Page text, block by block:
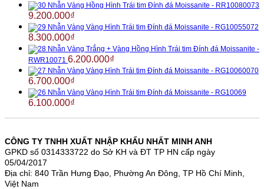
Nhẫn Vàng Hồng Hình Trái tim Đính đá Moissanite - RR10080073
9.200.000₫
Nhẫn Vàng Vàng Hình Trái tim Đính đá Moissanite - RG10055072
8.300.000₫
Nhẫn Vàng Trắng + Vàng Hồng Hình Trái tim Đính đá Moissanite -
RWR10071 6.200.000₫
Nhẫn Vàng Vàng Hình Trái tim Đính đá Moissanite - RG10060070
6.700.000₫
Nhẫn Vàng Vàng Hình Trái tim Đính đá Moissanite - RG10069
6.100.000₫
CÔNG TY TNHH XUẤT NHẬP KHẨU NHẤT MINH ANH
GPKD số 0314333722 do Sở KH và ĐT TP HN cấp ngày
05/04/2017
Địa chỉ: 840 Trần Hưng Đạo, Phường An Đông, TP Hồ Chí Minh,
Việt Nam